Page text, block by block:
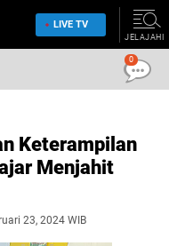
LIVE TV
JELAJAHI
Keterampilan
Menjahit
23, 2024 WIB
0